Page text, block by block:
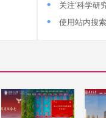
关注‘科学研
使用站内搜